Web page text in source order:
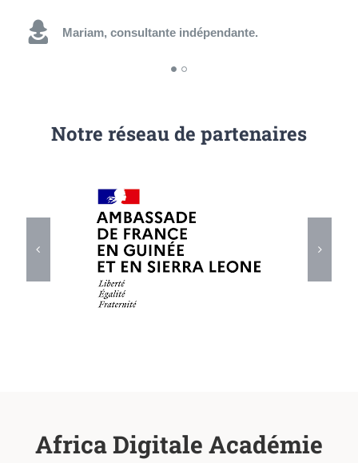
Mariam, consultante indépendante.
Notre réseau de partenaires
Africa Digitale Académie